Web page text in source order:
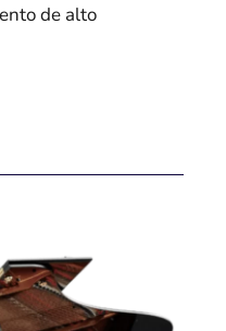
de alto